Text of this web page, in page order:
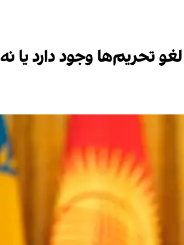
تحریم‌ها وجود دارد یا نه